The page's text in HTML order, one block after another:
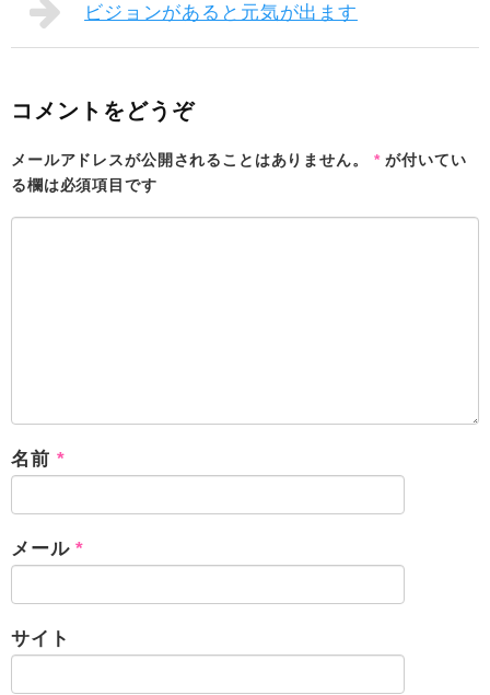
ビジョンがあると元気が出ます
コメントをどうぞ
メールアドレスが公開されることはありません。 *が付いてい
る欄は必須項目です
名前 *
メール*
サイト